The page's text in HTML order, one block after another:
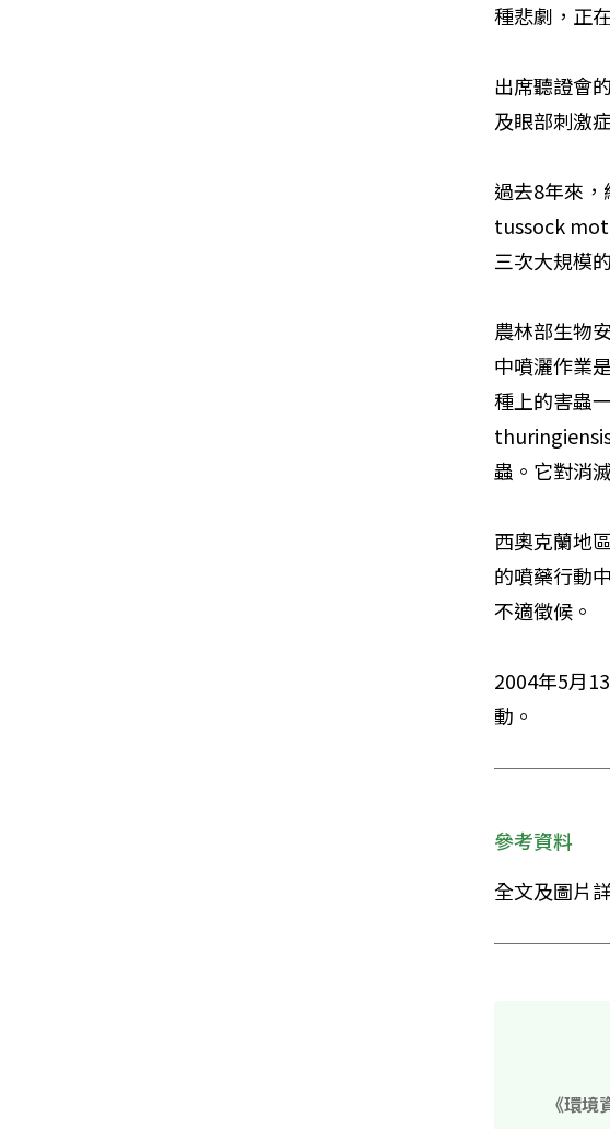
種悲劇，正
出席聽證會
及眼部刺激
過去8年來
tussock
三次大規模
農林部生物
中噴灑作業
種上的害蟲
蟲。它對消
西奧克蘭地
的噴藥行動
不適徵候。
2004年5月
動。
參考資料
全文及圖片
《環